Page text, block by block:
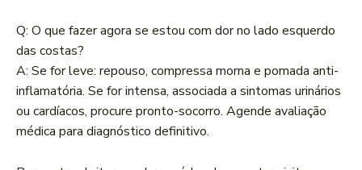
Q: O que fazer agora se estou com dor no lado esquerdo
das costas?
A: Se for leve: repouso, compressa morna e pomada anti-
inflamatória. Se for intensa, associada a sintomas urinários
ou cardíacos, procure pronto-socorro. Agende avaliação
médica para diagnóstico definitivo.